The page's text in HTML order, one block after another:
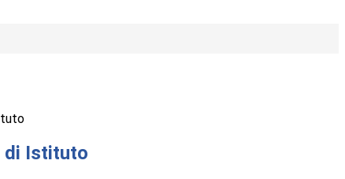
di Istituto